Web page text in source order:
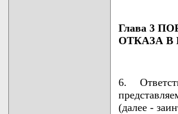
Глава 3
ОТКАЗА В
6.
(далее -